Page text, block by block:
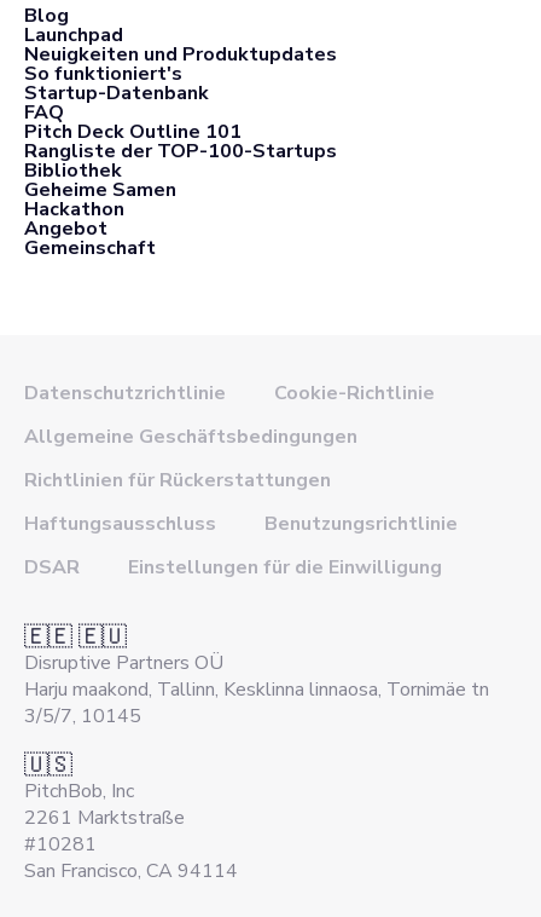
Blog
Launchpad
Neuigkeiten und Produktupdates
So funktioniert's
Startup-Datenbank
FAQ
Pitch Deck Outline 101
Rangliste der TOP-100-Startups
Bibliothek
Geheime Samen
Hackathon
Angebot
Gemeinschaft
Datenschutzrichtlinie
Cookie-Richtlinie
Allgemeine Geschäftsbedingungen
Richtlinien für Rückerstattungen
Haftungsausschluss
Benutzungsrichtlinie
DSAR
Einstellungen für die Einwilligung
🇪🇪 🇪🇺
Disruptive Partners OÜ
Harju maakond, Tallinn, Kesklinna linnaosa, Tornimäe tn
3/5/7, 10145
🇺🇸
PitchBob, Inc
2261 Marktstraße
#10281
San Francisco, CA 94114